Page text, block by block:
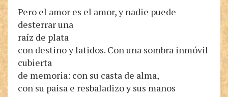
Pero el amor es el amor, y nadie puede
desterrar una
raíz de plata
con destino y latidos. Con una sombra inmóvil
cubierta
de memoria: con su casta de alma,
con su paisa e resbaladizo y sus manos